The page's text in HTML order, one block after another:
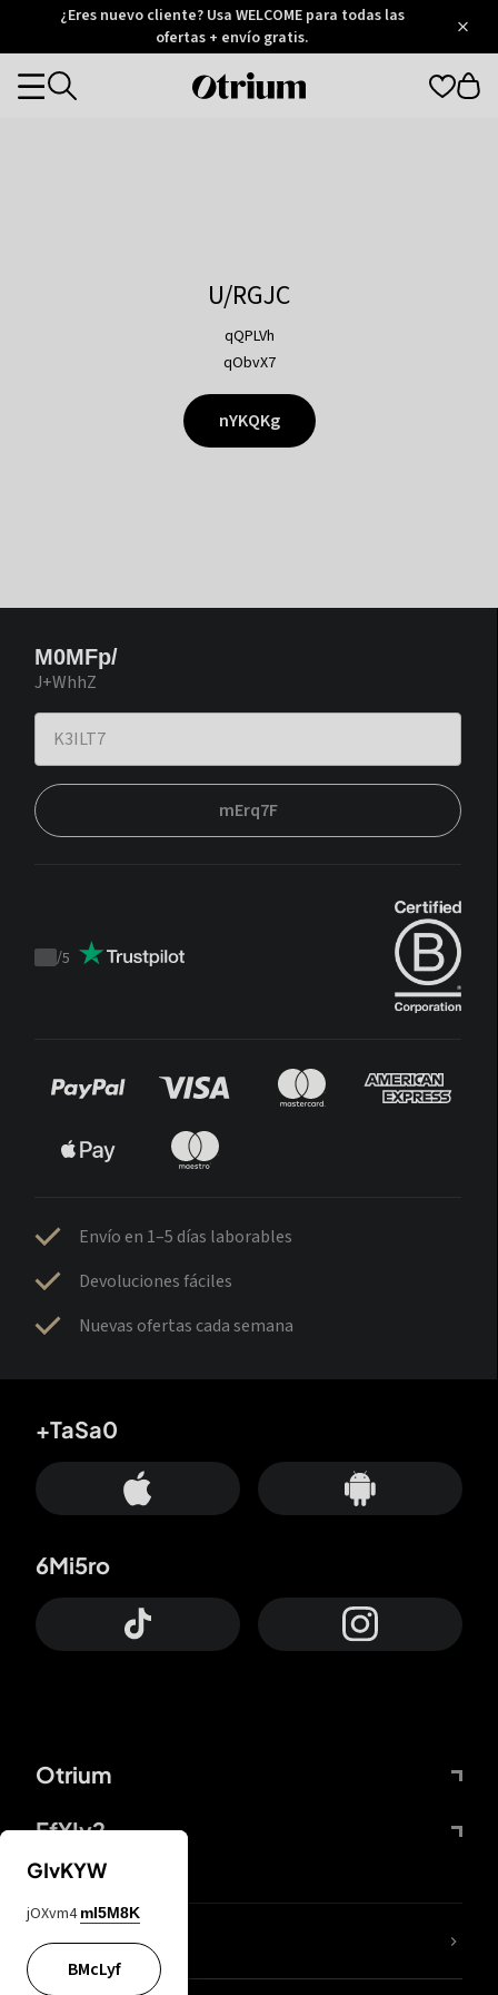
Otrium
Trustpilot
¿Eres nuevo cliente? Usa WELCOME para todas las
ofertas + envío gratis.
Otrium
Categories
U/RGJC
qQPLVh
qObvX7
nYKQKg
M0MFp/
J+WhhZ
mErq7F
Trustpilot
/5
Envío en 1–5 días laborables
Devoluciones fáciles
Nuevas ofertas cada semana
Otrium
FfYIy2
+TaSa0
6Mi5ro
65A04M
GIvKYW
jOXvm4 mI5M8K
BMcLyf